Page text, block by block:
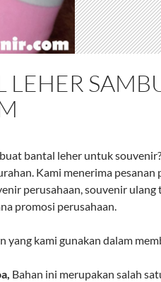
LEHER
bantal leher untuk
Kami menerima pesanan
perusahaan, souvenir ulang
promosi perusahaan.
yang kami gunakan dalam
Bahan ini merupakan salah